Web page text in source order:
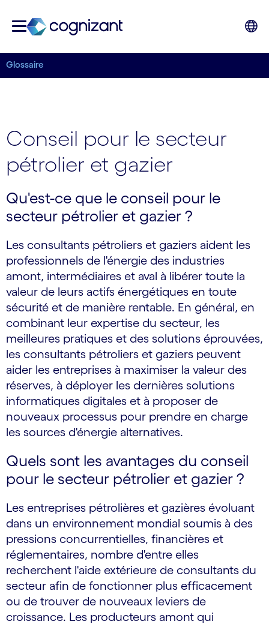
Glossaire
Conseil pour le secteur
pétrolier et gazier
Qu'est-ce que le conseil pour le
secteur pétrolier et gazier ?
Les consultants pétroliers et gaziers aident les
professionnels de l'énergie des industries
amont, intermédiaires et aval à libérer toute la
valeur de leurs actifs énergétiques en toute
sécurité et de manière rentable. En général, en
combinant leur expertise du secteur, les
meilleures pratiques et des solutions éprouvées,
les consultants pétroliers et gaziers peuvent
aider les entreprises à maximiser la valeur des
réserves, à déployer les dernières solutions
informatiques digitales et à proposer de
nouveaux processus pour prendre en charge
les sources d'énergie alternatives.
Quels sont les avantages du conseil
pour le secteur pétrolier et gazier ?
Les entreprises pétrolières et gazières évoluant
dans un environnement mondial soumis à des
pressions concurrentielles, financières et
réglementaires, nombre d'entre elles
recherchent l'aide extérieure de consultants du
secteur afin de fonctionner plus efficacement
ou de trouver de nouveaux leviers de
croissance. Les producteurs amont qui